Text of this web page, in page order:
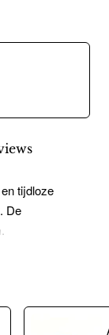
tijdloze
De